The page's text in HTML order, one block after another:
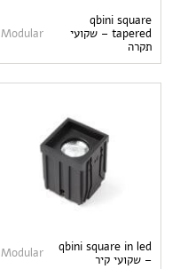
qbini square
tapered – שקועי
תקרה
Modular
qbini square in led
– שקועי קיר
Modular